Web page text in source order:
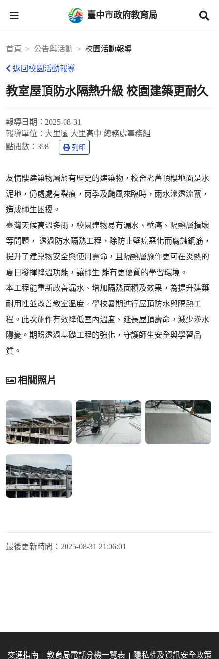
臺中市政府教育局
首頁 公告與活動 校園活動報導
返回校園活動報導
教室屋頂防水隔熱升級 校園建築更耐久
報導日期： 2025-08-31
報導單位： 大里區 大里高中 總務處事務組
點閱數： 398 列印
友情樓建築物屬於有歷史的建築物，校舍老舊頂樓地面是水
泥地，仍處處有裂痕，雨季及颱風來臨時，雨水滲透流竄，
造成師生困擾。
臺灣天候高溫多雨，校園建物易有漏水、壁癌、隔熱層損壞
等問題， 透過防水隔熱工程，除防止壁癌惡化而腐蝕鋼筋，
提升了建築物安全與使用壽命，且隔熱層施作更可在炎熱的
夏日發揮降溫功能，讓師生 能有更優質的學習環境。
本工程能重新改善漏水、增加隔熱面積及效果，為提升建築
耐用性並改善教室溫度，學校暑期進行屋頂防水與隔熱工
程。此次施作有效降低室內溫度、延長屋頂壽命，減少滲水
隱憂。期盼透過基礎工程的強化，守護師生安全與學習品
質。
相關照片
最後更新時間： 2025-08-31 21:06:01
交通指南 教育局電話分機一覽表 隱私權及資訊安全政策